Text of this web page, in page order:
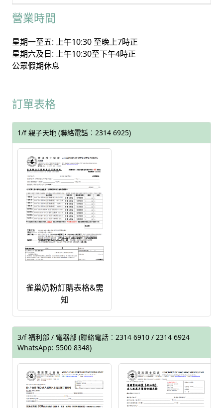
營業時間
星期一至五: 上午10:30 至晚上7時正
星期六及日: 上午10:30至下午4時正
公眾假期休息
訂單表格
1/f 親子天地 (聯絡電話︰2314 6925)
雀巢奶粉訂購表格&需
知
3/f 福利部 / 電器部 (聯絡電話︰2314 6910 / 2314 6924
WhatsApp: 5500 8348)